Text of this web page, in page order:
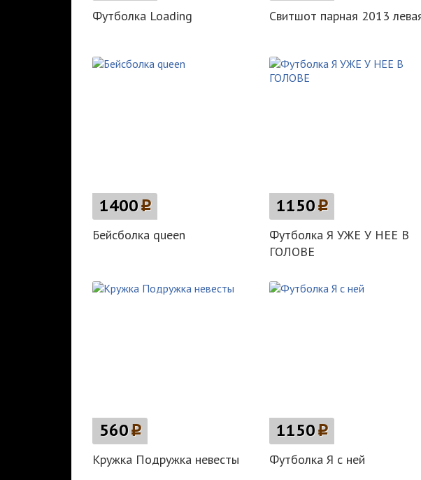
Футболка Loading Свитшот парная 2013
1400p
Бейсболка queen
1150p
Футболка Я УЖЕ У НЕЕ В
ГОЛОВЕ
560p
Кружка Подружка невесты
1150p
Футболка Я с ней